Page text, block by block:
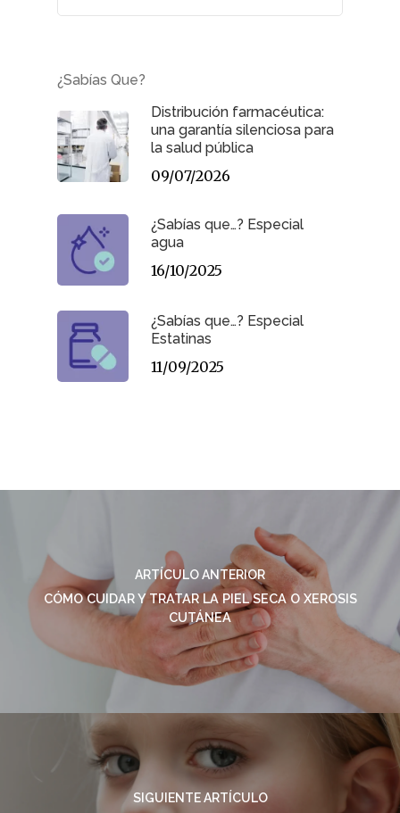
¿Sabías Que?
Distribución farmacéutica:
una garantía silenciosa para
la salud pública
09/07/2026
¿Sabías que…? Especial
agua
16/10/2025
¿Sabías que…? Especial
Estatinas
11/09/2025
ARTÍCULO ANTERIOR
CÓMO CUIDAR Y TRATAR LA PIEL SECA O XEROSIS
CUTÁNEA
SIGUIENTE ARTÍCULO